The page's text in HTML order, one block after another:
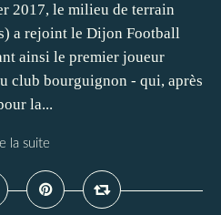
2017, le milieu de terrain
a rejoint le Dijon Football
ainsi le premier joueur
club bourguignon - qui, après
la...
la suite